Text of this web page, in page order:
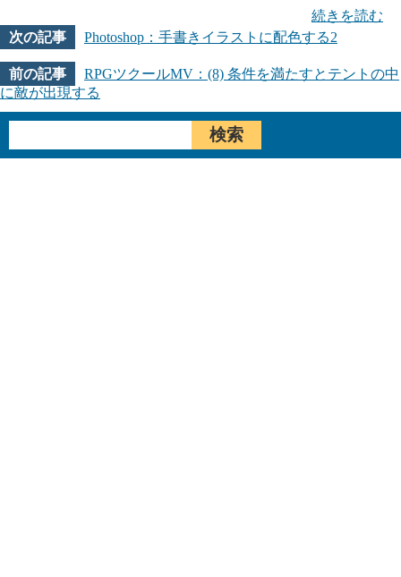
続きを読む
Photoshop：手書きイラストに配色する2
RPGツクールMV：(8) 条件を満たすとテントの中
に敵が出現する